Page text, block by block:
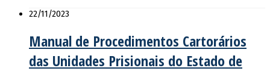
22/11/2023
Manual de Procedimentos Cartorários
das Unidades Prisionais do Estado de